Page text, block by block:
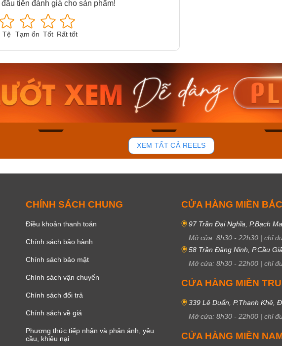
tiên đánh giá cho sản phẩm!
Tệ Tạm ổn Tốt Rất tốt
Casio Nam MTS-
115D-1AVDF
2.823.000₫
2.399.550₫
Mua ngay
44
Casio Nam MTS-
RS100L-1AVDF
4.276.000₫
3.634.600₫
Casio
230EL-
Mua
XEM TẤT CẢ REELS
CHÍNH SÁCH CHUNG
Điều khoản thanh toán
Chính sách bảo hành
Chính sách bảo mật
Chính sách vận chuyển
Chính sách đổi trả
Chính sách về giá
Phương thức tiếp nhận và phản ánh, yêu
cầu, khiêu nại
CỬA HÀNG MIỀN BẮC
97 Trần Đại Nghĩa, P.Bạch
Mở cửa: 8h30 - 22h30 | chỉ
58 Trần Đăng Ninh, P.Cầu
Mở cửa: 8h30 - 22h00 | chỉ
CỬA HÀNG MIỀN
339 Lê Duẩn, P.Thanh Khê,
Mở cửa: 8h30 - 22h00 | chỉ
CỬA HÀNG MIỀN